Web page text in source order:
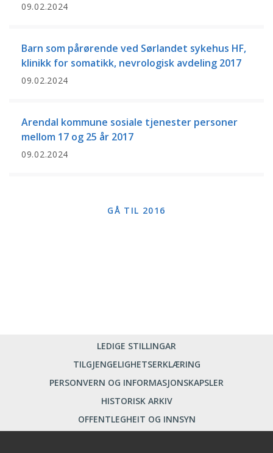
09.02.2024
Barn som pårørende ved Sørlandet sykehus HF,
klinikk for somatikk, nevrologisk avdeling 2017
09.02.2024
Arendal kommune sosiale tjenester personer
mellom 17 og 25 år 2017
09.02.2024
GÅ TIL 2016
LEDIGE STILLINGAR
TILGJENGELIGHETSERKLÆRING
PERSONVERN OG INFORMASJONSKAPSLER
HISTORISK ARKIV
OFFENTLEGHEIT OG INNSYN